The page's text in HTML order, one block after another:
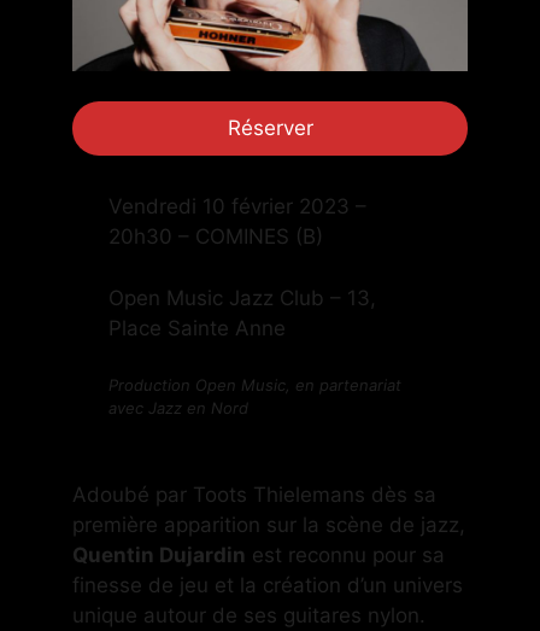
Réserver
Vendredi 10 février 2023 –
20h30 – COMINES (B)
Open Music Jazz Club – 13,
Place Sainte Anne
Production Open Music, en partenariat
avec Jazz en Nord
Adoubé par Toots Thielemans dès sa
première apparition sur la scène de jazz,
Quentin Dujardin est reconnu pour sa
finesse de jeu et la création d’un univers
unique autour de ses guitares nylon.